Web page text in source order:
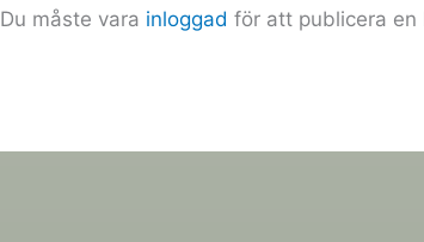
Du måste vara inloggad för att publicera en